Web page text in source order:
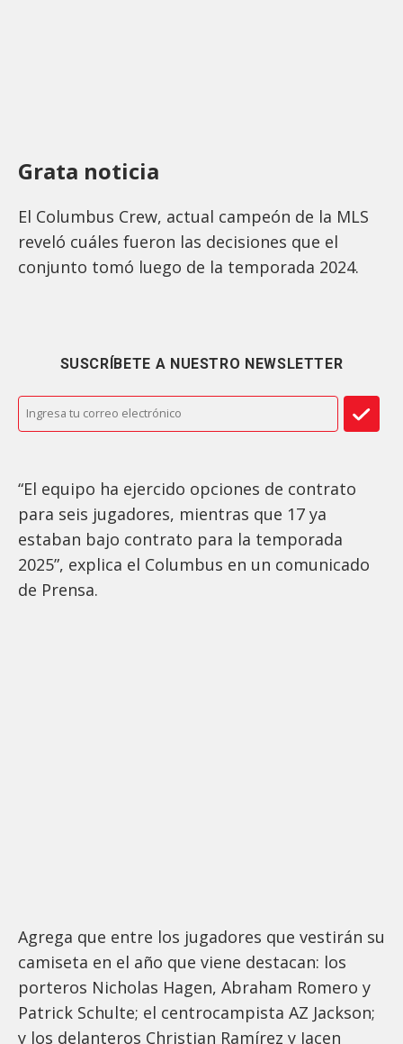
Grata noticia
El Columbus Crew, actual campeón de la MLS
reveló cuáles fueron las decisiones que el
conjunto tomó luego de la temporada 2024.
SUSCRÍBETE A NUESTRO NEWSLETTER
“El equipo ha ejercido opciones de contrato
para seis jugadores, mientras que 17 ya
estaban bajo contrato para la temporada
2025”, explica el Columbus en un comunicado
de Prensa.
Agrega que entre los jugadores que vestirán su
camiseta en el año que viene destacan: los
porteros Nicholas Hagen, Abraham Romero y
Patrick Schulte; el centrocampista AZ Jackson;
y los delanteros Christian Ramírez y Jacen